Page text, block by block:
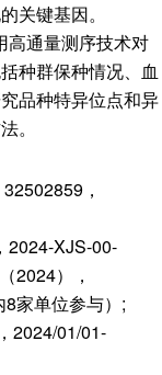
关键基因。
高通量测序技术对
种群保种情况、血
品种特异位点和异
。
，
2024-XJS-00-
2024），
家单位参与）;
2024/01/01-